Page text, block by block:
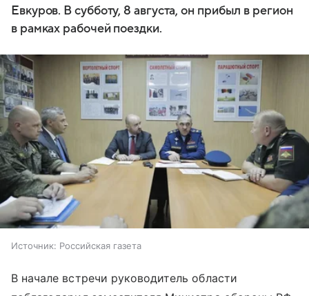
Евкуров. В субботу, 8 августа, он прибыл в регион
в рамках рабочей поездки.
Источник: Российская газета
В начале встречи руководитель области